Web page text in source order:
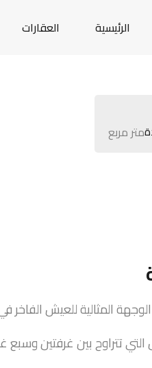
الرئيسية العقارات
متر مربع
المثالية للعيش الفاخر
تتراوح بين غرفتين